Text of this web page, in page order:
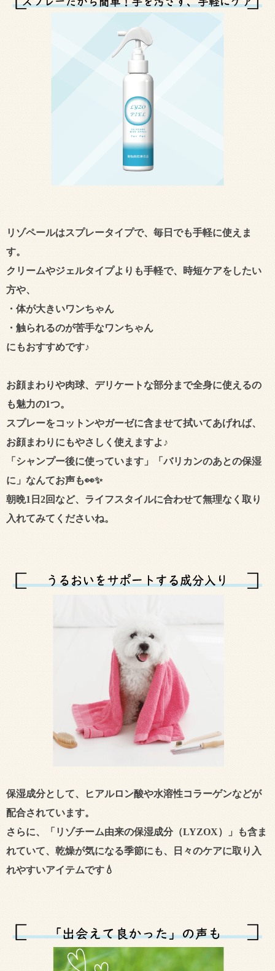
リゾペールはスプレータイプで、毎日でも手軽に使えま
す。
クリームやジェルタイプよりも手軽で、時短ケアをしたい
方や、
・体が大きいワンちゃん
・触られるのが苦手なワンちゃん
にもおすすめです♪
お顔まわりや肉球、デリケートな部分まで全身に使えるの
も魅力の1つ。
スプレーをコットンやガーゼに含ませて拭いてあげれば、
お顔まわりにもやさしく使えますよ♪
「シャンプー後に使っています」「バリカンのあとの保湿
に」なんてお声も👀✨
朝晩1日2回など、ライフスタイルに合わせて無理なく取り
入れてみてくださいね。
保湿成分として、 ヒアルロン酸や水溶性コラーゲンなどが
配合されています。
さらに、「リゾチーム由来の保湿成分（LYZOX）」も含ま
れていて、乾燥が気になる季節にも、日々のケアに取り入
れやすいアイテムです💧